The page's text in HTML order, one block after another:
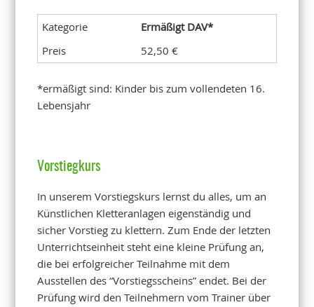
Ermäßigt DAV*
52,50 €
*ermäßigt sind: Kinder bis zum vollendeten 16.
Lebensjahr
Vorstiegkurs
In unserem Vorstiegskurs lernst du alles, um an
Künstlichen Kletteranlagen eigenständig und
sicher Vorstieg zu klettern. Zum Ende der letzten
Unterrichtseinheit steht eine kleine Prüfung an,
die bei erfolgreicher Teilnahme mit dem
Ausstellen des “Vorstiegsscheins” endet. Bei der
Prüfung wird den Teilnehmern vom Trainer über